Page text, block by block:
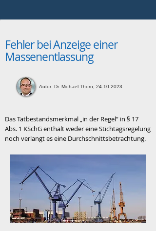
Fehler bei Anzeige einer
Massenentlassung
Autor: Dr. Michael Thorn, 24.10.2023
Das Tatbestandsmerkmal „in der Regel“ in § 17
Abs. 1 KSchG enthält weder eine Stichtagsregelung
noch verlangt es eine Durchschnittsbetrachtung.